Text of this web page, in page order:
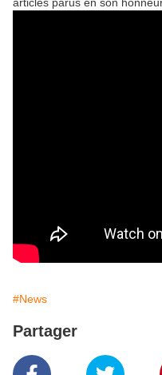
#News
Partager